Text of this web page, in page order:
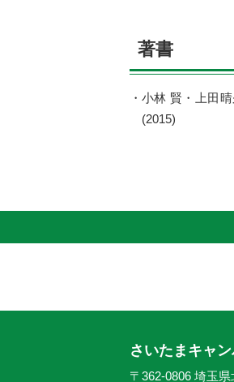
著書
小林 賢・上田
(2015)
さいたまキャ
〒362-0806 埼玉